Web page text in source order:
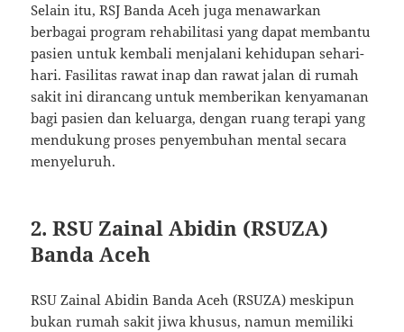
Selain itu, RSJ Banda Aceh juga menawarkan
berbagai program rehabilitasi yang dapat membantu
pasien untuk kembali menjalani kehidupan sehari-
hari. Fasilitas rawat inap dan rawat jalan di rumah
sakit ini dirancang untuk memberikan kenyamanan
bagi pasien dan keluarga, dengan ruang terapi yang
mendukung proses penyembuhan mental secara
menyeluruh.
2.RSU Zainal Abidin (RSUZA)
Banda Aceh
RSU Zainal Abidin Banda Aceh (RSUZA) meskipun
bukan rumah sakit jiwa khusus, namun memiliki